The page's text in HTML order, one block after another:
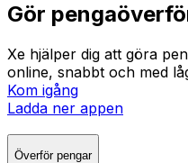
Gör
Xe hjälper dig att göra
online, snabbt och med
Kom igång
Ladda ner appen
Överför pengar